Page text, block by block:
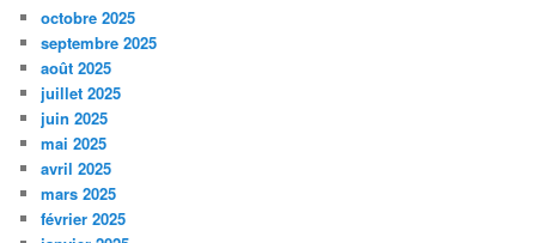
octobre 2025
septembre 2025
août 2025
juillet 2025
juin 2025
mai 2025
avril 2025
mars 2025
février 2025